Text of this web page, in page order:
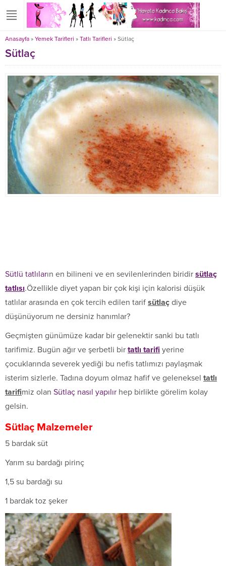
Anasayfa » Yemek Tarifleri » Tatlı Tarifleri » Sütlaç
Sütlaç
Sütlü tatlıların en bilineni ve en sevilenlerinden biridir sütlaç
tatlısı.Özellikle diyet yapan bir çok kişi için kalorisi düşük
tatlılar arasında en çok tercih edilen tarif sütlaç diye
düşünüyorum ne dersiniz hanımlar?
Geçmişten günümüze kadar bir gelenektir sanki bu tatlı
tarifimiz. Bugün ağır ve şerbetli bir tatlı tarifi yerine
çocuklarında severek yediği bu nefis tatlımızı paylaşmak
isterim sizlerle. Tadına doyum olmaz hafif ve geleneksel tatlı
tarifimiz olan Sütlaç nasıl yapılır hep birlikte görelim kolay
gelsin.
Sütlaç Malzemeler
5 bardak süt
Yarım su bardağı pirinç
1,5 su bardağı su
1 bardak toz şeker